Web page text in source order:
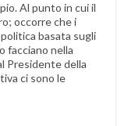
Al punto in cui il
occorre che i
basata sugli
facciano nella
Presidente della
ci sono le